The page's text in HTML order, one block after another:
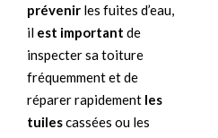
prévenir les fuites d’eau,
il est important de
inspecter sa toiture
fréquemment et de
réparer rapidement les
tuilescassées ou les